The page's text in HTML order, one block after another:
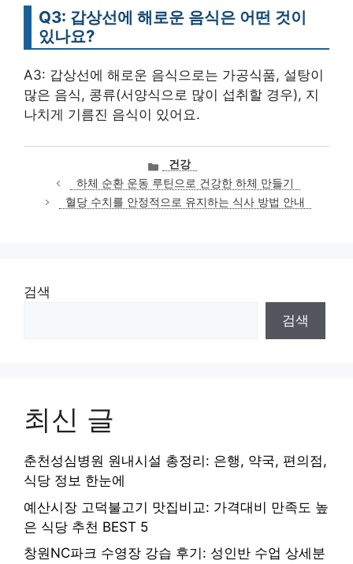
Q3: 갑상선에 해로운 음식은 어떤 것이
있나요?
A3: 갑상선에 해로운 음식으로는 가공식품, 설탕이
많은 음식, 콩류(서양식으로 많이 섭취할 경우), 지
나치게 기름진 음식이 있어요.
카
테
고
리
건강
하체 순환 운동 루틴으로 건강한 하체 만들기
혈당 수치를 안정적으로 유지하는 식사 방법 안내
검색
검색
최신 글
춘천성심병원 원내시설 총정리: 은행, 약국, 편의점,
식당 정보 한눈에
예산시장 고덕불고기 맛집비교: 가격대비 만족도 높
은 식당 추천 BEST 5
창원NC파크 수영장 강습 후기: 성인반 수업 상세분